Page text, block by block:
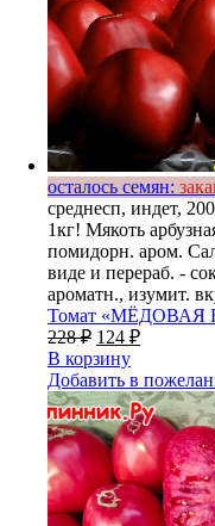
осталось семян:
среднесп, индет,
1кг! Мякоть
помидорн. аром.
виде и перераб. -
ароматн., изумит.
Томат
228₽ 124 ₽
В корзину
Добавить в